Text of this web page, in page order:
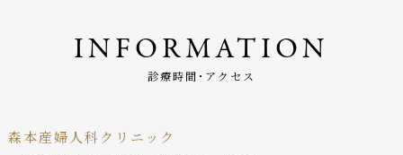
INFORMATION
診療時間･アクセス
森本産婦人科クリニック